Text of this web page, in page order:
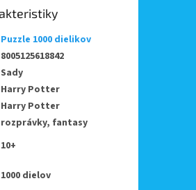
Puzzle 1000 dielikov
8005125618842
Sady
Harry Potter
Harry Potter
rozprávky, fantasy
10+
1000 dielov